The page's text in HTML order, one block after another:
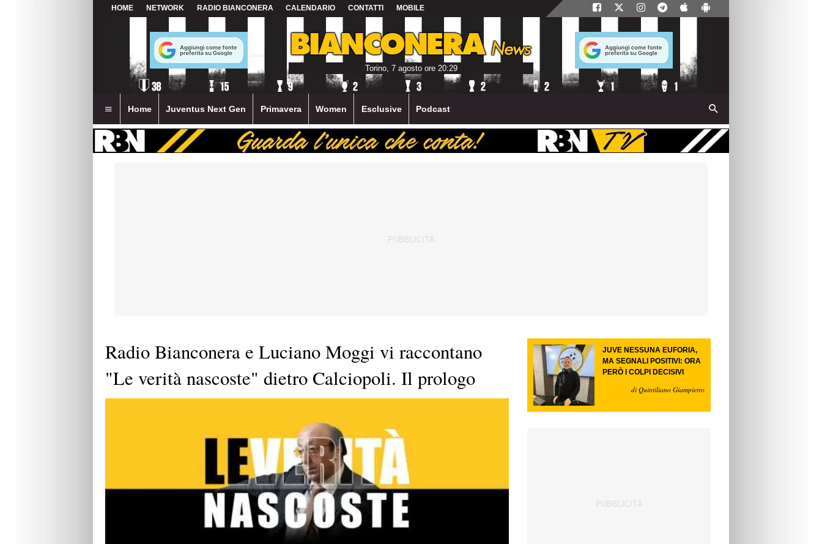
HOME NETWORK RADIO BIANCONERA CALENDARIO CONTATTI MOBILE
Torino, 7 agosto ore 20:29
Home Juventus Next Gen Primavera Women Esclusive Podcast
Radio Bianconera e Luciano Moggi vi raccontano
"Le verità nascoste" dietro Calciopoli. Il prologo
JUVE NESSUNA EUFORIA,
MA SEGNALI POSITIVI: ORA
PERÒ I COLPI DECISIVI
di Quintiliano Giampietro